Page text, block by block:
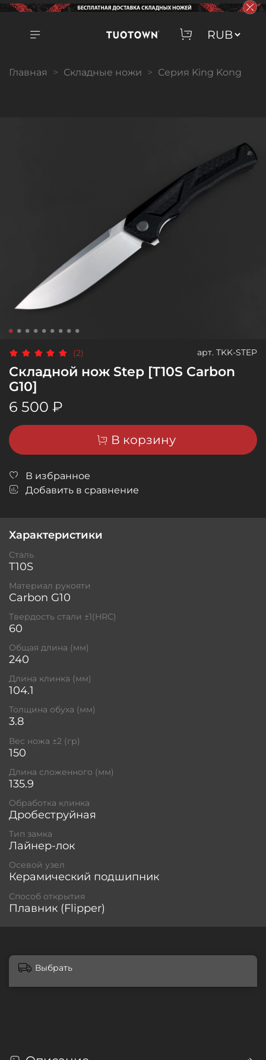
Главная Складные ножи Серия King Kong
(2) арт. TKK-STEP
Складной нож Step [T10S Carbon
G10]
6 500 ₽
В корзину
В избранное
Добавить в сравнение
Характеристики
Сталь
T10S
Материал рукояти
Carbon G10
Твердость стали ±1(HRC)
60
Общая длина (мм)
240
Длина клинка (мм)
104.1
Толщина обуха (мм)
3.8
Вес ножа ±2 (гр)
150
Длина сложенного (мм)
135.9
Обработка клинка
Дробеструйная
Тип замка
Лайнер-лок
Осевой узел
Керамический подшипник
Способ открытия
Плавник (Flipper)
Выбрать